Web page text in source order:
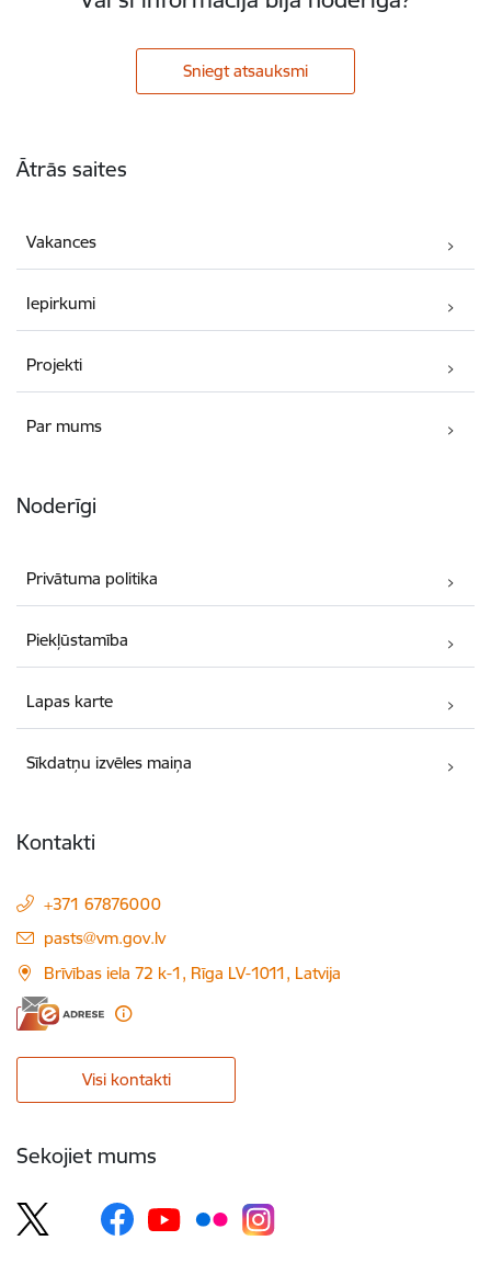
Sniegt atsauksmi
Ātrās saites
Vakances
Iepirkumi
Projekti
Par mums
Noderīgi
Privātuma politika
Piekļūstamība
Lapas karte
Sīkdatņu izvēles maiņa
Kontakti
+371 67876000
E-pasts:
pasts@vm.gov.lv
Brīvības iela 72 k-1, Rīga LV-1011, Latvija
Visi kontakti
Sekojiet mums